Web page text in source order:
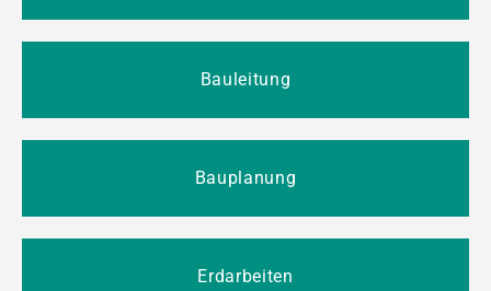
Bauleitung
Bauplanung
Erdarbeiten